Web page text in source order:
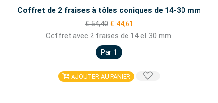
Coffret de 2 fraises à tôles coniques de 14-30 mm
€ 54,40 € 44,61
Coffret avec 2 fraises de 14 et 30 mm.
Par 1
AJOUTER AU PANIER